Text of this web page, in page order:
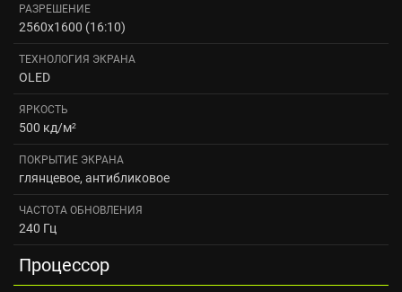
РАЗРЕШЕНИЕ
2560x1600 (16:10)
ТЕХНОЛОГИЯ ЭКРАНА
OLED
ЯРКОСТЬ
500 кд/м²
ПОКРЫТИЕ ЭКРАНА
глянцевое, антибликовое
ЧАСТОТА ОБНОВЛЕНИЯ
240 Гц
Процессор